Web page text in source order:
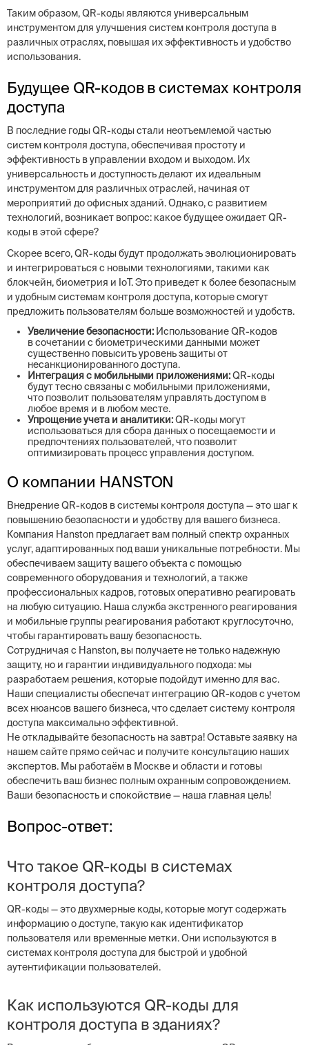
Таким образом, QR-коды являются универсальным
инструментом для улучшения систем контроля доступа в
различных отраслях, повышая их эффективность и удобство
использования.
Будущее QR-кодов в системах контроля
доступа
В последние годы QR-коды стали неотъемлемой частью
систем контроля доступа, обеспечивая простоту и
эффективность в управлении входом и выходом. Их
универсальность и доступность делают их идеальным
инструментом для различных отраслей, начиная от
мероприятий до офисных зданий. Однако, с развитием
технологий, возникает вопрос: какое будущее ожидает QR-
коды в этой сфере?
Скорее всего, QR-коды будут продолжать эволюционировать
и интегрироваться с новыми технологиями, такими как
блокчейн, биометрия и IoT. Это приведет к более безопасным
и удобным системам контроля доступа, которые смогут
предложить пользователям больше возможностей и удобств.
Увеличение безопасности: Использование QR-кодов
в сочетании с биометрическими данными может
существенно повысить уровень защиты от
несанкционированного доступа.
Интеграция с мобильными приложениями:QR-коды
будут тесно связаны с мобильными приложениями,
что позволит пользователям управлять доступом в
любое время и в любом месте.
Упрощение учета и аналитики:QR-коды могут
использоваться для сбора данных о посещаемости и
предпочтениях пользователей, что позволит
оптимизировать процесс управления доступом.
О компании HANSTON
Внедрение QR-кодов в системы контроля доступа — это шаг к
повышению безопасности и удобству для вашего бизнеса.
Компания Hanston предлагает вам полный спектр охранных
услуг, адаптированных под ваши уникальные потребности. Мы
обеспечиваем защиту вашего объекта с помощью
современного оборудования и технологий, а также
профессиональных кадров, готовых оперативно реагировать
на любую ситуацию. Наша служба экстренного реагирования
и мобильные группы реагирования работают круглосуточно,
чтобы гарантировать вашу безопасность.
Сотрудничая с Hanston, вы получаете не только надежную
защиту, но и гарантии индивидуального подхода: мы
разработаем решения, которые подойдут именно для вас.
Наши специалисты обеспечат интеграцию QR-кодов с учетом
всех нюансов вашего бизнеса, что сделает систему контроля
доступа максимально эффективной.
Не откладывайте безопасность на завтра! Оставьте заявку на
нашем сайте прямо сейчас и получите консультацию наших
экспертов. Мы работаём в Москве и области и готовы
обеспечить ваш бизнес полным охранным сопровождением.
Ваши безопасность и спокойствие — наша главная цель!
Вопрос-ответ:
Что такое QR-коды в системах
контроля доступа?
QR-коды — это двухмерные коды, которые могут содержать
информацию о доступе, такую как идентификатор
пользователя или временные метки. Они используются в
системах контроля доступа для быстрой и удобной
аутентификации пользователей.
Как используются QR-коды для
контроля доступа в зданиях?